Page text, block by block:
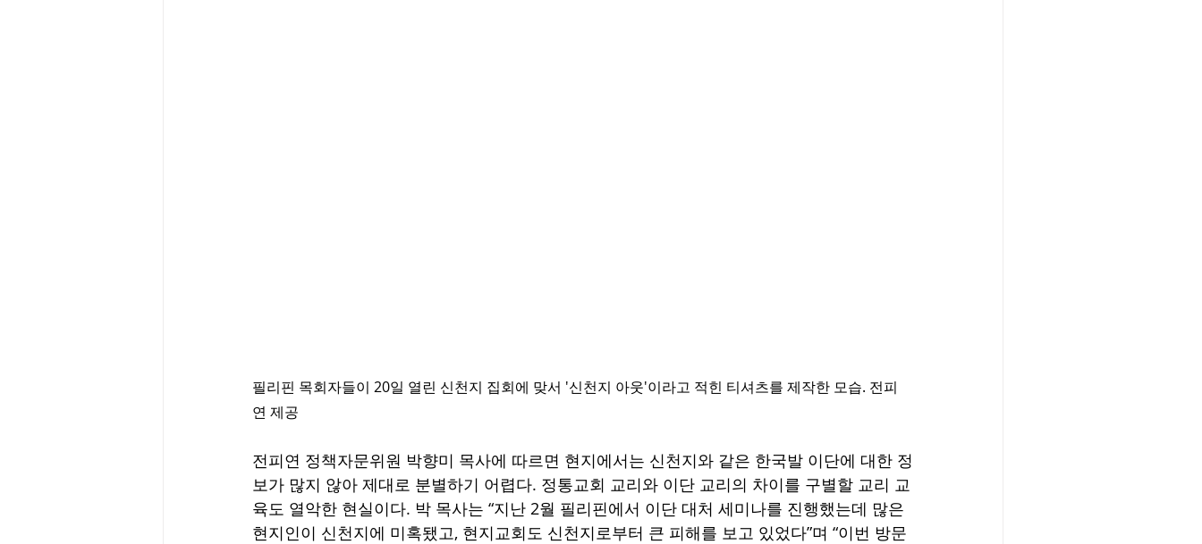
필리핀 목회자들이 20일 열린 신천지 집회에 맞서 '신천지 아웃'이라고 적힌 티셔츠를 제작한 모습. 전피
연 제공
전피연 정책자문위원 박향미 목사에 따르면 현지에서는 신천지와 같은 한국발 이단에 대한 정
보가 많지 않아 제대로 분별하기 어렵다. 정통교회 교리와 이단 교리의 차이를 구별할 교리 교
육도 열악한 현실이다. 박 목사는 “지난 2월 필리핀에서 이단 대처 세미나를 진행했는데 많은
현지인이 신천지에 미혹됐고, 현지교회도 신천지로부터 큰 피해를 보고 있었다”며 “이번 방문